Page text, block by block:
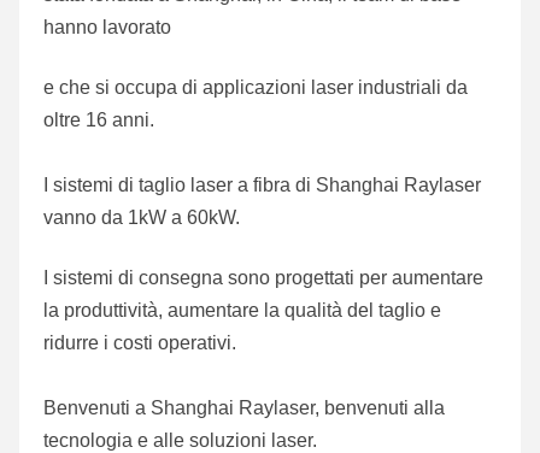
hanno lavorato
e che si occupa di applicazioni laser industriali da
oltre 16 anni.
I sistemi di taglio laser a fibra di Shanghai Raylaser
vanno da 1kW a 60kW.
I sistemi di consegna sono progettati per aumentare
la produttività, aumentare la qualità del taglio e
ridurre i costi operativi.
Benvenuti a Shanghai Raylaser, benvenuti alla
tecnologia e alle soluzioni laser.